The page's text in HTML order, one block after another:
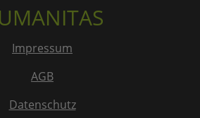
Impressum
AGB
Datenschutz